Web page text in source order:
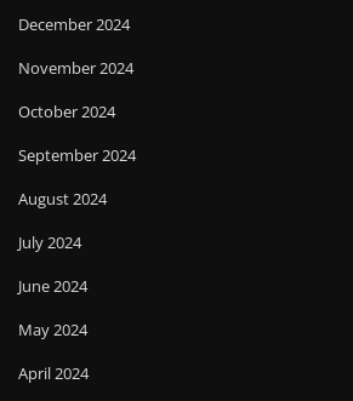
December 2024
November 2024
October 2024
September 2024
August 2024
July 2024
June 2024
May 2024
April 2024